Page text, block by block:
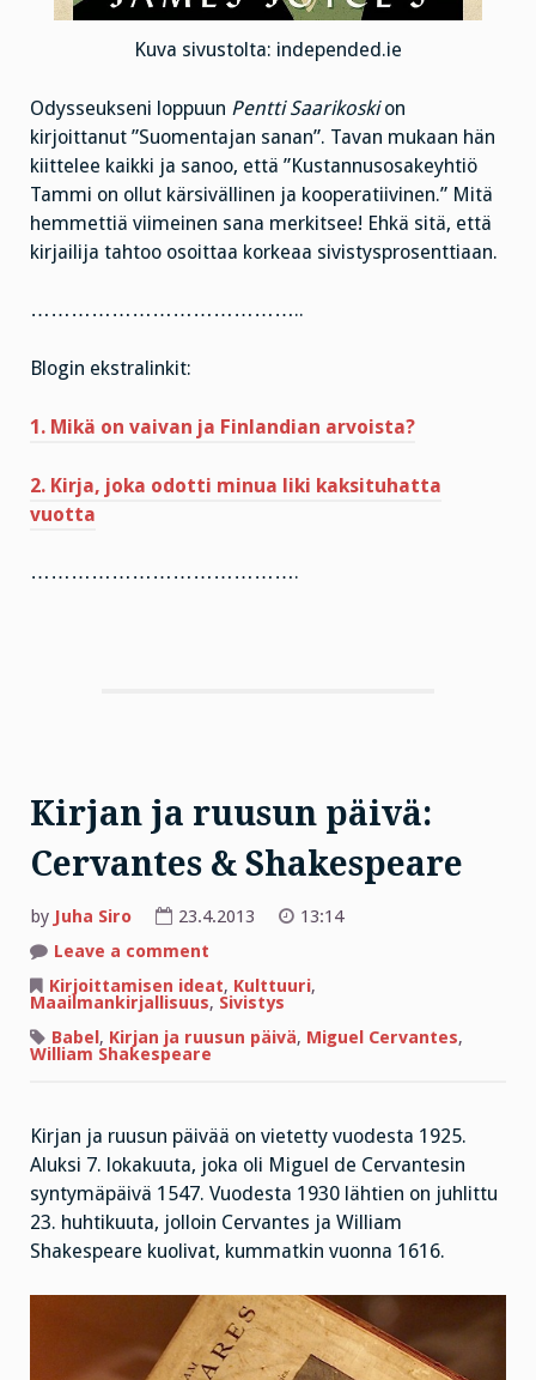
Kuva sivustolta: independed.ie
Odysseukseni loppuun Pentti Saarikoskion
kirjoittanut ”Suomentajan sanan”. Tavan mukaan hän
kiittelee kaikki ja sanoo, että ”Kustannusosakeyhtiö
Tammi on ollut kärsivällinen ja kooperatiivinen.” Mitä
hemmettiä viimeinen sana merkitsee! Ehkä sitä, että
kirjailija tahtoo osoittaa korkeaa sivistysprosenttiaan.
…………………………………..
Blogin ekstralinkit:
1. Mikä on vaivan ja Finlandian arvoista?
2. Kirja, joka odotti minua liki kaksituhatta
vuotta
………………………………….
Kirjan ja ruusun päivä:
Cervantes & Shakespeare
by Juha Siro 23.4.2013
13:14
Leave a comment
ja
ruusun
päivä:
Cervantes
&
Shakespeare
Kirjoittamisen ideat, Kulttuuri,
Maailmankirjallisuus, Sivistys
Babel, Kirjan ja ruusun päivä, Miguel Cervantes,
William Shakespeare
Kirjan ja ruusun päivää on vietetty vuodesta 1925.
Aluksi 7. lokakuuta, joka oli Miguel de Cervantesin
syntymäpäivä 1547. Vuodesta 1930 lähtien on juhlittu
23. huhtikuuta, jolloin Cervantes ja William
Shakespeare kuolivat, kummatkin vuonna 1616.